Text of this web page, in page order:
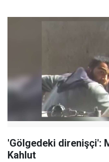
'Gölgedeki direnişçi':
Kahlut